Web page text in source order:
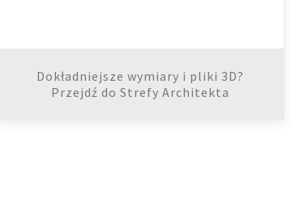
Dokładniejsze wymiary i pliki 3D?
Przejdź do Strefy Architekta